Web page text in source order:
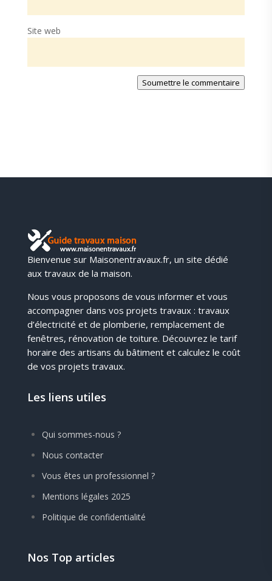
Site web
Soumettre le commentaire
Bienvenue sur Maisonentravaux.fr, un site dédié
aux travaux de la maison.
Nous vous proposons de vous informer et vous
accompagner dans vos projets travaux : travaux
d’électricité et de plomberie, remplacement de
fenêtres, rénovation de toiture. Découvrez le tarif
horaire des artisans du bâtiment et calculez le coût
de vos projets travaux.
Les liens utiles
Qui sommes-nous ?
Nous contacter
Vous êtes un professionnel ?
Mentions légales 2025
Politique de confidentialité
Nos Top articles